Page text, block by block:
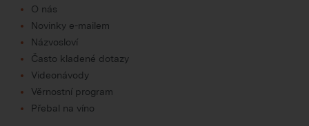
O nás
Novinky e-mailem
Názvosloví
Často kladené dotazy
Videonávody
Věrnostní program
Přebal na víno